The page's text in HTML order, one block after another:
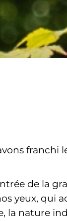
franchi
de la
yeux, qui
la nature